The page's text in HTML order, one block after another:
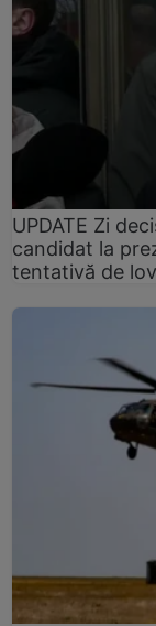
UPDATE Zi
candidat la
tentativă de